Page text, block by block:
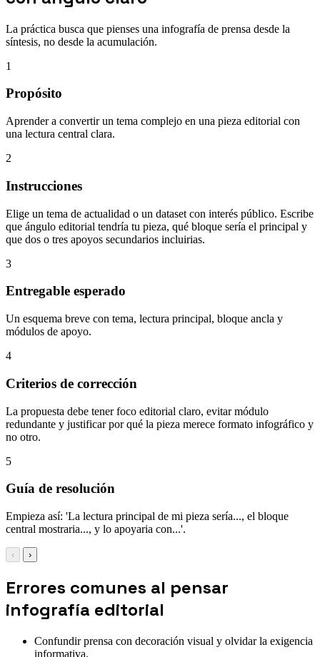
La práctica busca que pienses una infografía de prensa desde la
síntesis, no desde la acumulación.
1
Propósito
Aprender a convertir un tema complejo en una pieza editorial con
una lectura central clara.
2
Instrucciones
Elige un tema de actualidad o un dataset con interés público. Escribe
que ángulo editorial tendría tu pieza, qué bloque sería el principal y
que dos o tres apoyos secundarios incluirias.
3
Entregable esperado
Un esquema breve con tema, lectura principal, bloque ancla y
módulos de apoyo.
4
Criterios de corrección
La propuesta debe tener foco editorial claro, evitar módulo
redundante y justificar por qué la pieza merece formato infográfico y
no otro.
5
Guía de resolución
Empieza así: 'La lectura principal de mi pieza sería..., el bloque
central mostraria..., y lo apoyaria con...'.
‹ ›
Errores comunes al pensar
infografía editorial
Confundir prensa con decoración visual y olvidar la exigencia
informativa.